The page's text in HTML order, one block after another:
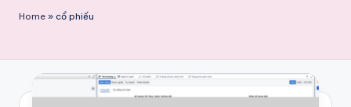
g
A
I
giữ
Tất
Home » cổ phiếu